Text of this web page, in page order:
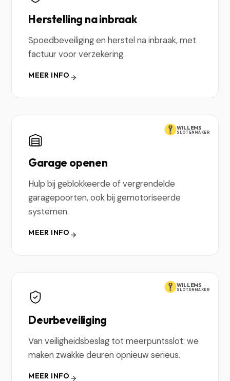
Herstelling na inbraak
Spoedbeveiliging en herstel na inbraak, met
factuur voor verzekering.
MEER INFO
WILLEMS
SLOTENMAKER
Garage openen
Hulp bij geblokkeerde of vergrendelde
garagepoorten, ook bij gemotoriseerde
systemen.
MEER INFO
WILLEMS
SLOTENMAKER
Deurbeveiliging
Van veiligheidsbeslag tot meerpuntsslot: we
maken zwakke deuren opnieuw serieus.
MEER INFO